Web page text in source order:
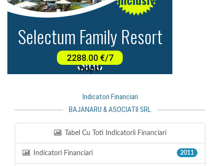
Indicatori Financiari
BAJANARU & ASOCIATII SRL
Tabel Cu Toti Indicatorii Financiari
Indicatori Financiari 2011